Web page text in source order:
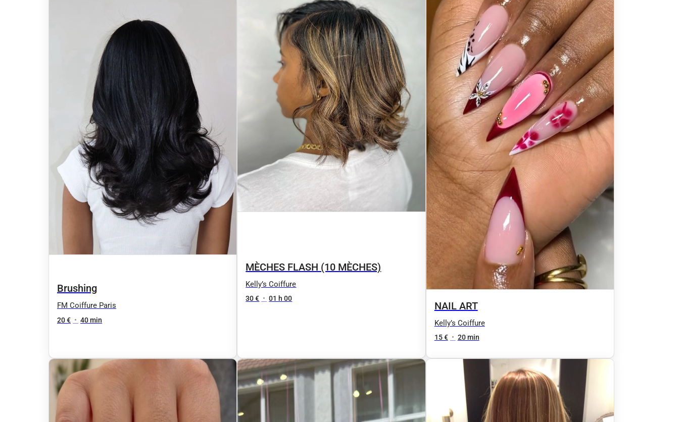
Brushing
FM Coiffure Paris
20 € • 40 min
MÈCHES FLASH (10 MÈCHES)
Kelly’s Coiffure
30 € • 01 h 00
NAIL ART
Kelly’s Coiffure
15 € • 20 min